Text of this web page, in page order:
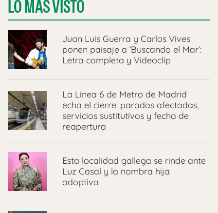
LO MÁS VISTO
Juan Luis Guerra y Carlos Vives
ponen paisaje a ‘Buscando el Mar’:
Letra completa y Videoclip
La Línea 6 de Metro de Madrid
echa el cierre: paradas afectadas,
servicios sustitutivos y fecha de
reapertura
Esta localidad gallega se rinde ante
Luz Casal y la nombra hija
adoptiva